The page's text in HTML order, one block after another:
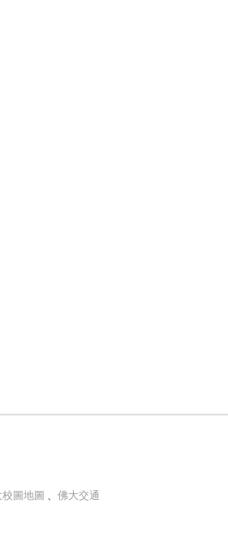
圖地圖 、 佛大交通